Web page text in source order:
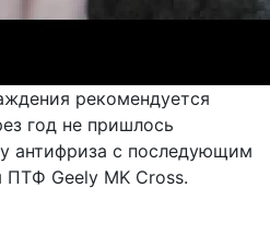
рекомендуется
год не пришлось
антифриза с последующим
Geely MK Cross.